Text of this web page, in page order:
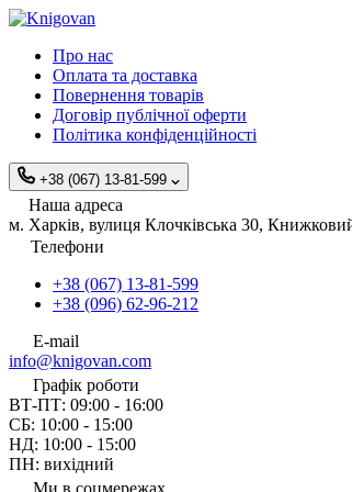
Про нас
Оплата та доставка
Повернення товарів
Договір публічної оферти
Політика конфіденційності
+38 (067) 13-81-599
Наша адреса
м. Харків, вулиця Клочківська 30,
Телефони
+38 (067) 13-81-599
+38 (096) 62-96-212
E-mail
info@knigovan.com
Графік роботи
ВТ-ПТ: 09:00 - 16:00
СБ: 10:00 - 15:00
НД: 10:00 - 15:00
ПН: вихідний
Ми в соцмережах